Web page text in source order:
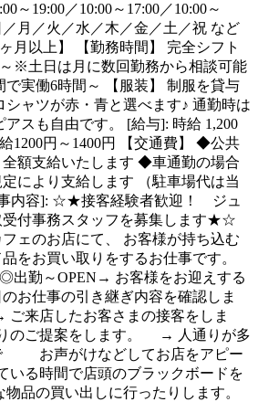
～19:00／10:00～17:00／10:00～
／月／火／水／木／金／土／祝 など
月以上】 【勤務時間】 完全シフト
※土日は月に数回勤務から相談可能
で実働6時間～ 【服装】 制服を貸与
シャツが赤・青と選べます♪ 通勤時は
アスも自由です。 [給与]: 時給 1,200
1200円～1400円 【交通費】 ◆公共
額支給いたします ◆車通勤の場合
により支給します （駐車場代は当
内容]: ☆★接客経験者歓迎！ ジュ
受付事務スタッフを募集します★☆
ェのお店にて、 お客様が持ち込む
をお買い取りをするお仕事です。
勤～OPEN→ お客様をお迎えする
お仕事の引き継ぎ内容を確認しま
来店したお客さまの接客をしま
のご提案をします。 → 人通りが多
お声がけなどしてお店をアピー
る時間で店頭のブラックボードを
品の買い出しに行ったりします。